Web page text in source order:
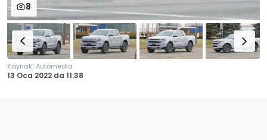
8
Kaynak:Automedia
13 Oca 2022 da 11:38